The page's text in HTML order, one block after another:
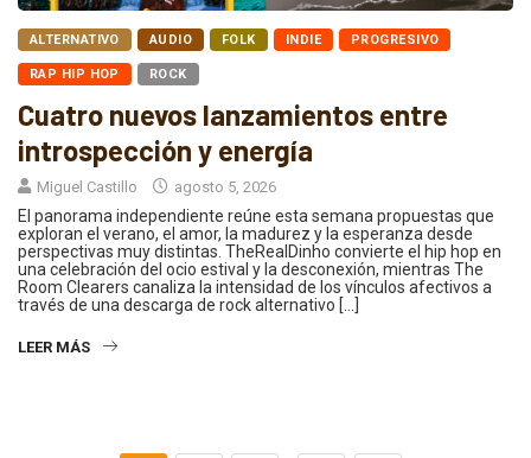
ALTERNATIVO AUDIO FOLK INDIE PROGRESIVO
RAP HIP HOP ROCK
Cuatro nuevos lanzamientos entre
introspección y energía
Miguel Castillo agosto 5, 2026
El panorama independiente reúne esta semana propuestas que
exploran el verano, el amor, la madurez y la esperanza desde
perspectivas muy distintas. TheRealDinho convierte el hip hop en
una celebración del ocio estival y la desconexión, mientras The
Room Clearers canaliza la intensidad de los vínculos afectivos a
través de una descarga de rock alternativo […]
LEER MÁS